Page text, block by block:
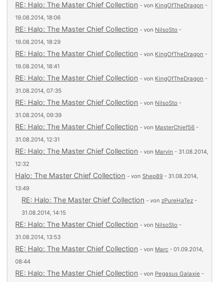
RE: Halo: The Master Chief Collection - von KingOfTheDragon -
19.08.2014, 18:06
RE: Halo: The Master Chief Collection - von NilsoSto -
19.08.2014, 18:29
RE: Halo: The Master Chief Collection - von KingOfTheDragon -
19.08.2014, 18:41
RE: Halo: The Master Chief Collection - von KingOfTheDragon -
31.08.2014, 07:35
RE: Halo: The Master Chief Collection - von NilsoSto -
31.08.2014, 09:39
RE: Halo: The Master Chief Collection - von MasterChief56 -
31.08.2014, 12:31
RE: Halo: The Master Chief Collection - von Marvin - 31.08.2014,
12:32
Halo: The Master Chief Collection - vonShep89 - 31.08.2014,
13:49
RE: Halo: The Master Chief Collection - vonzPureHaTez -
31.08.2014, 14:15
RE: Halo: The Master Chief Collection - von NilsoSto -
31.08.2014, 13:53
RE: Halo: The Master Chief Collection - von Marc - 01.09.2014,
08:44
RE: Halo: The Master Chief Collection - von Pegasus Galaxie -